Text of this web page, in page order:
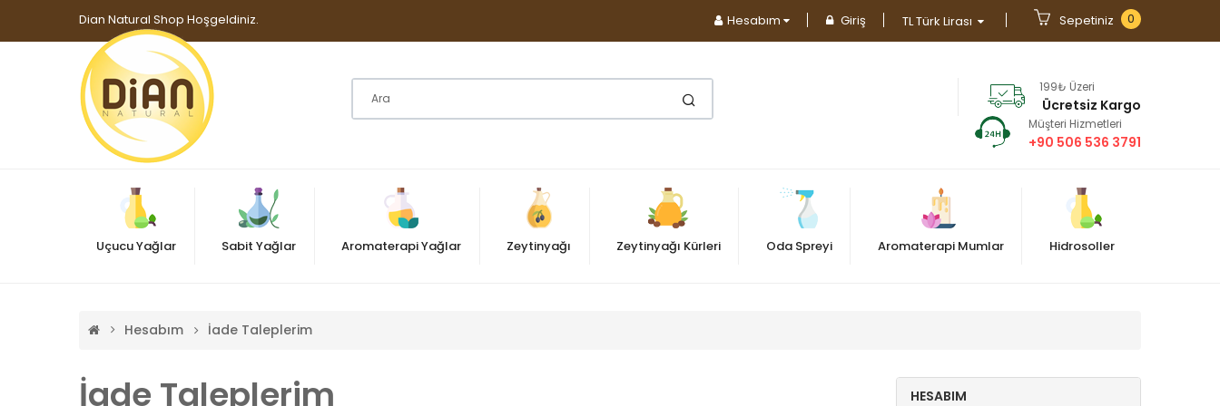
Dian Natural Shop Hoşgeldiniz. Sepetiniz 0
TL Türk Lirası
Hesabım Giriş
199₺ Üzeri
Ücretsiz Kargo
Müşteri Hizmetleri
+90 506 536 3791
Uçucu Yağlar Sabit Yağlar Aromaterapi Yağlar Zeytinyağı Zeytinyağı Kürleri Oda Spreyi Aromaterapi Mumlar Hidrosoller
Hesabım İade Taleplerim
İade Taleplerim HESABIM